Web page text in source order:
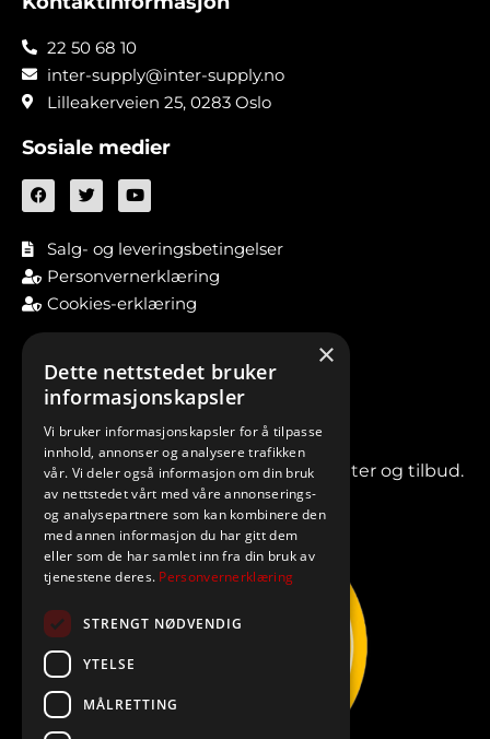
22 50 68 10
inter-supply@inter-supply.no
Lilleakerveien 25, 0283 Oslo
Sosiale medier
Salg- og leveringsbetingelser
Personvernerklæring
Cookies-erklæring
Meld deg på vårt nyhetsbrev for nyheter og tilbud.
×
Dette nettstedet bruker
informasjonskapsler
Vi bruker informasjonskapsler for å tilpasse
innhold, annonser og analysere trafikken
vår. Vi deler også informasjon om din bruk
av nettstedet vårt med våre annonserings-
og analysepartnere som kan kombinere den
med annen informasjon du har gitt dem
eller som de har samlet inn fra din bruk av
tjenestene deres. Personvernerklæring
STRENGT NØDVENDIG
YTELSE
MÅLRETTING